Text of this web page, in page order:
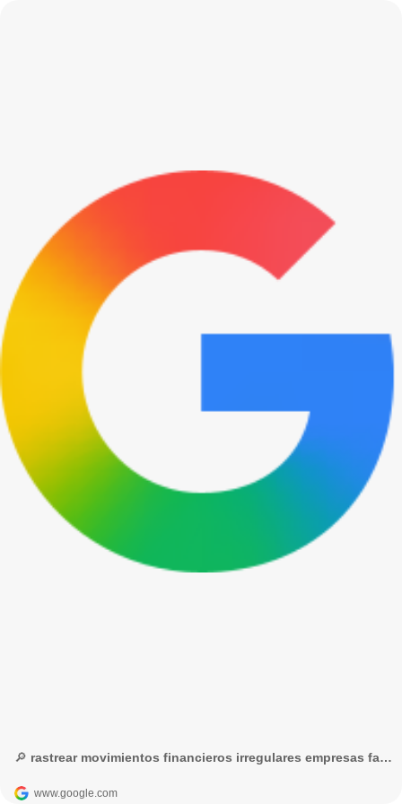
🔎 rastrear movimientos financieros irregulares empresas fachada - Búsqueda de Google
www.google.com